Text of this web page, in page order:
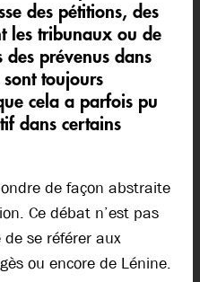
des pétitions, des
les tribunaux ou de
des prévenus dans
sont toujours
cela a parfois pu
dans certains
de façon abstraite
Ce débat n’est pas
se référer aux
ou encore de Lénine.